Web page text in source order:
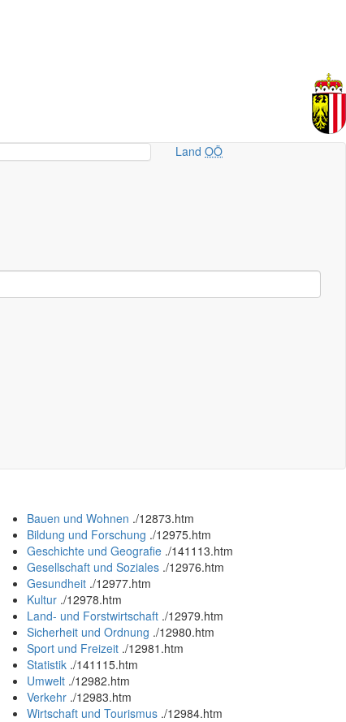
LandOÖ
Bauen und Wohnen ./12873.htm
Bildung und Forschung ./12975.htm
Geschichte und Geografie ./141113.htm
Gesellschaft und Soziales ./12976.htm
Gesundheit ./12977.htm
Kultur ./12978.htm
Land- und Forstwirtschaft ./12979.htm
Sicherheit und Ordnung ./12980.htm
Sport und Freizeit ./12981.htm
Statistik ./141115.htm
Umwelt ./12982.htm
Verkehr ./12983.htm
Wirtschaft und Tourismus ./12984.htm